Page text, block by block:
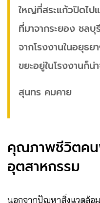
ใหญ่ที่สระแก้วปิดไป
ที่มาจากระยอง ชลบุ
จากโรงงานในอยุธ
ขยะอยู่ในโรงงานก็น่
สุนทร คมคาย
คุณภาพชีวิตค
อุตสาหกรรม
นอกจากปัญหาสิ่งแวดล้อ